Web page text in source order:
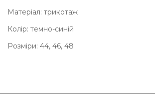
Матеріал: трикотаж
Колір: темно-синій
Розміри: 44, 46, 48